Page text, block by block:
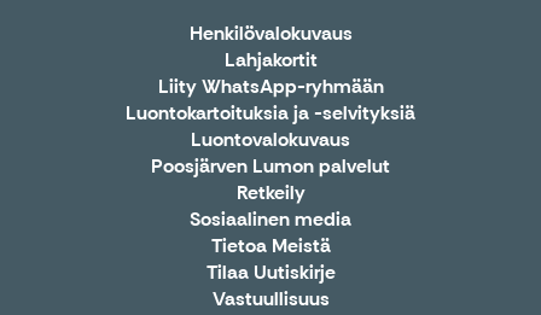
Henkilövalokuvaus
Lahjakortit
Liity WhatsApp-ryhmään
Luontokartoituksia ja -selvityksiä
Luontovalokuvaus
Poosjärven Lumon palvelut
Retkeily
Sosiaalinen media
Tietoa Meistä
Tilaa Uutiskirje
Vastuullisuus